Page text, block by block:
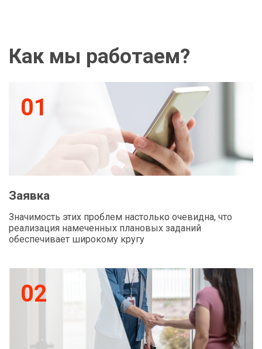
Как мы работаем?
01
Заявка
Значимость этих проблем настолько очевидна, что
реализация намеченных плановых заданий
обеспечивает широкому кругу
02